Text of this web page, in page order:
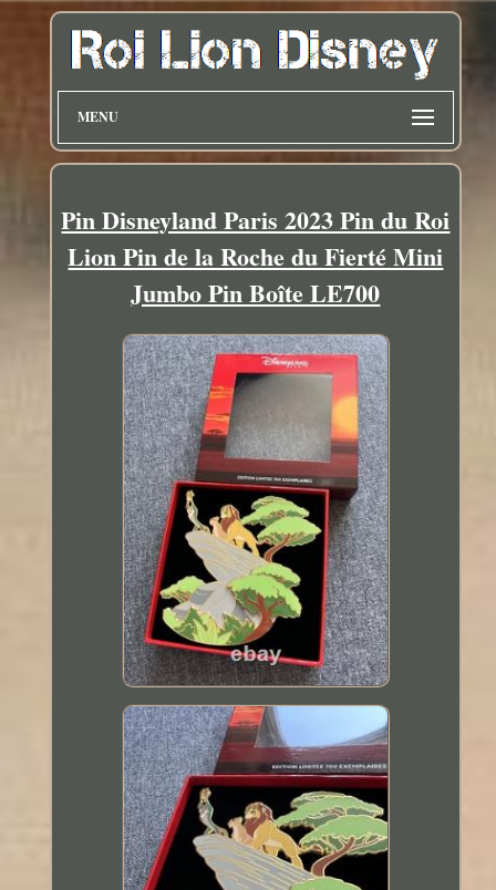
MENU
Pin Disneyland Paris 2023 Pin du Roi
Lion Pin de la Roche du Fierté Mini
Jumbo Pin Boîte LE700